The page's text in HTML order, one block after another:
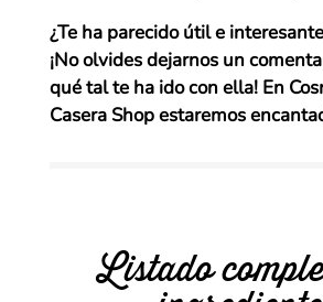
¿Te ha parecido útil e
¡No olvides dejarnos un
qué tal te ha ido con ella! En
Casera Shop estaremos
Listado